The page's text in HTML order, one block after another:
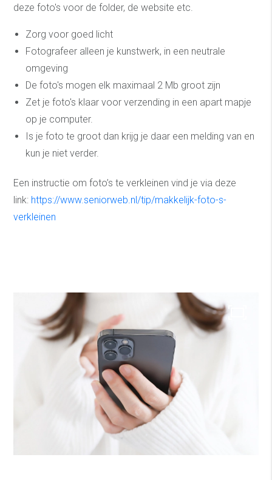
deze foto's voor de folder, de website etc.
Zorg voor goed licht
Fotografeer alleen je kunstwerk, in een neutrale
omgeving
De foto's mogen elk maximaal 2 Mb groot zijn
Zet je foto's klaar voor verzending in een apart mapje
op je computer.
Is je foto te groot dan krijg je daar een melding van en
kun je niet verder.
Een instructie om foto’s te verkleinen vind je via deze
link: https://www.seniorweb.nl/tip/makkelijk-foto-s-
verkleinen